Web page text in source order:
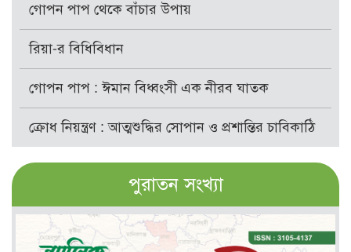
গোপন পাপ থেকে বাঁচার উপায়
রিয়া-র বিধিবিধান
গোপন পাপ : ঈমান বিধ্বংসী এক নীরব ঘাতক
ক্রোধ নিয়ন্ত্রণ : আত্মশুদ্ধির সোপান ও প্রশান্তির চাবিকাঠি
পুরাতন সংখ্যা